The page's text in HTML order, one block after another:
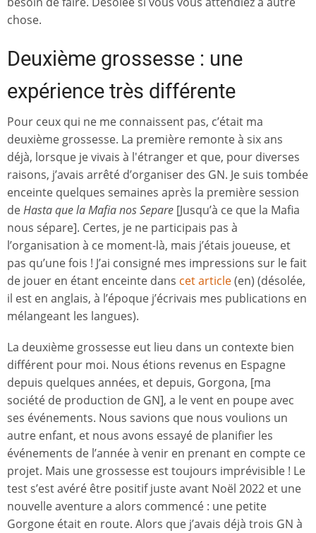
chose.
Deuxième grossesse : une
expérience très différente
Pour ceux qui ne me connaissent pas, c’était ma
deuxième grossesse. La première remonte à six ans
déjà, lorsque je vivais à l'étranger et que, pour diverses
raisons, j’avais arrêté d’organiser des GN. Je suis tombée
enceinte quelques semaines après la première session
deHasta que la Mafia nos Separe [Jusqu’à ce que la Mafia
nous sépare]. Certes, je ne participais pas à
l’organisation à ce moment-là, mais j’étais joueuse, et
pas qu’une fois ! J’ai consigné mes impressions sur le fait
de jouer en étant enceinte dans cet article(en) (désolée,
il est en anglais, à l’époque j’écrivais mes publications en
mélangeant les langues).
La deuxième grossesse eut lieu dans un contexte bien
différent pour moi. Nous étions revenus en Espagne
depuis quelques années, et depuis, Gorgona, [ma
société de production de GN], a le vent en poupe avec
ses événements. Nous savions que nous voulions un
autre enfant, et nous avons essayé de planifier les
événements de l’année à venir en prenant en compte ce
projet. Mais une grossesse est toujours imprévisible ! Le
test s’est avéré être positif juste avant Noël 2022 et une
nouvelle aventure a alors commencé : une petite
Gorgone était en route. Alors que j’avais déjà trois GN à